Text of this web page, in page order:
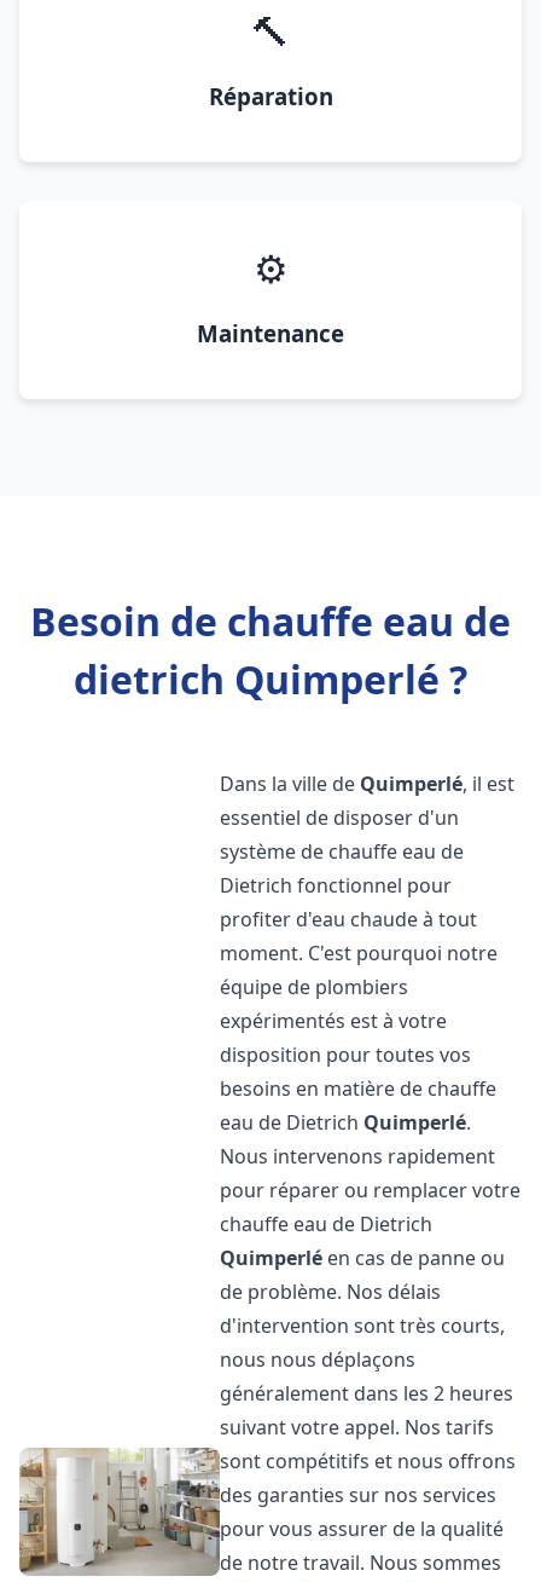
🔨
Réparation
⚙️
Maintenance
Besoin de chauffe eau de
dietrich Quimperlé ?
Dans la ville de Quimperlé, il est
essentiel de disposer d'un
système de chauffe eau de
Dietrich fonctionnel pour
profiter d'eau chaude à tout
moment. C'est pourquoi notre
équipe de plombiers
expérimentés est à votre
disposition pour toutes vos
besoins en matière de chauffe
eau de Dietrich Quimperlé.
Nous intervenons rapidement
pour réparer ou remplacer votre
chauffe eau de Dietrich
Quimperlé en cas de panne ou
de problème. Nos délais
d'intervention sont très courts,
nous nous déplaçons
généralement dans les 2 heures
suivant votre appel. Nos tarifs
sont compétitifs et nous offrons
des garanties sur nos services
pour vous assurer de la qualité
de notre travail. Nous sommes